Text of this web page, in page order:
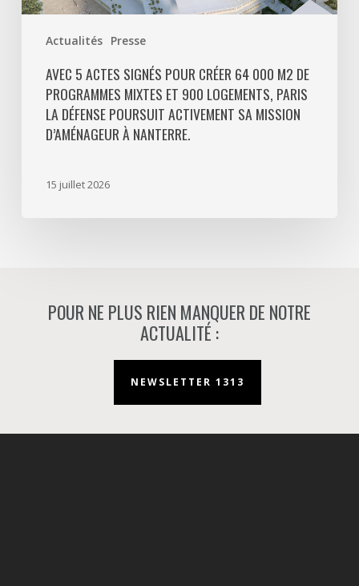
Actualités Presse
logements,
Défense
poursuit
activement
AVEC 5 ACTES SIGNÉS POUR CRÉER 64 000 M2 DE
PROGRAMMES MIXTES ET 900 LOGEMENTS, PARIS
LA DÉFENSE POURSUIT ACTIVEMENT SA MISSION
D’AMÉNAGEUR À NANTERRE.
15 juillet 2026
POUR NE PLUS RIEN MANQUER DE NOTRE
ACTUALITÉ :
NEWSLETTER 1313